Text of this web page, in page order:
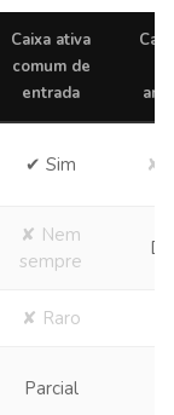
Caixa ativa
comum de
entrada
✔ Sim ✘
✘ Nem
sempre
✘ Raro
Parcial